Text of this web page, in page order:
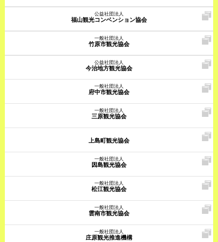
公益社団法人
福山観光コンベンション協会
一般社団法人
竹原市観光協会
公益社団法人
今治地方観光協会
一般社団法人
府中市観光協会
一般社団法人
三原観光協会
上島町観光協会
一般社団法人
因島観光協会
一般社団法人
松江観光協会
一般社団法人
雲南市観光協会
一般社団法人
庄原観光推進機構